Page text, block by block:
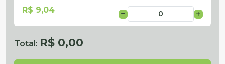
R$ 9,04
Total: R$ 0,00